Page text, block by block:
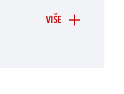
VIŠE